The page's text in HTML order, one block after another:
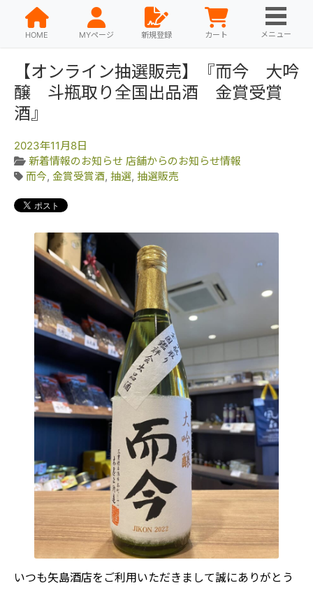
HOME MYページ 新規登録 カート メニュー
【オンライン抽選販売】『而今 大吟
醸 斗瓶取り全国出品酒 金賞受賞
酒』
2023年11月8日
新着情報のお知らせ 店舗からのお知らせ情報
而今, 金賞受賞酒, 抽選, 抽選販売
いつも矢島酒店をご利用いただきまして誠にありがとう